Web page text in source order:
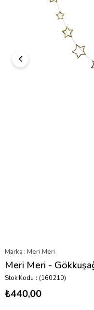
Marka : Meri Meri
Meri Meri -
Stok Kodu (160210)
₺440,00